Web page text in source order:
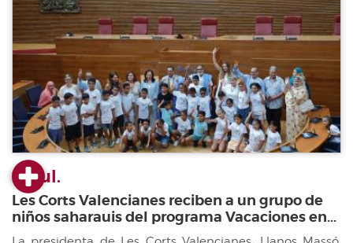
23 jul.
Les Corts Valencianes reciben a un grupo de
niños saharauis del programa Vacaciones en...